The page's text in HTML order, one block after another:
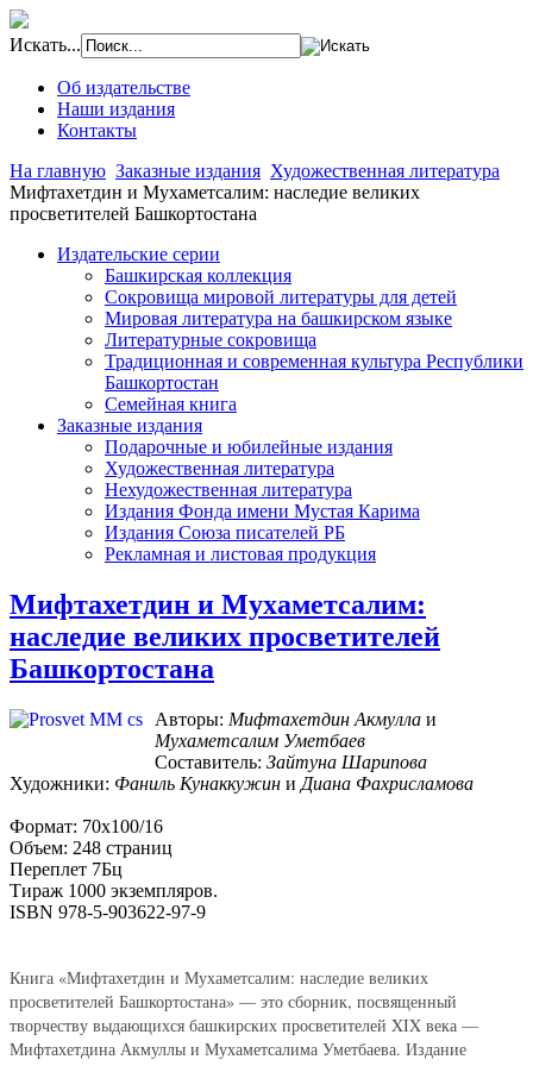
Искать...
Об издательстве
Наши издания
Контакты
На главную Заказные издания Художественная литература
Мифтахетдин и Мухаметсалим: наследие великих
просветителей Башкортостана
Издательские серии
Башкирская коллекция
Сокровища мировой литературы для детей
Мировая литература на башкирском языке
Литературные сокровища
Традиционная и современная культура Республики
Башкортостан
Семейная книга
Заказные издания
Подарочные и юбилейные издания
Художественная литература
Нехудожественная литература
Издания Фонда имени Мустая Карима
Издания Союза писателей РБ
Рекламная и листовая продукция
Мифтахетдин и Мухаметсалим:
наследие великих просветителей
Башкортостана
Авторы: Мифтахетдин Акмулла и
Мухаметсалим Уметбаев
Составитель: Зайтуна Шарипова
Художники: Фаниль Кунаккужин и Диана Фахрисламова
Формат: 70х100/16
Объем: 248 страниц
Переплет 7Бц
Тираж 1000 экземпляров.
ISBN 978-5-903622-97-9
Книга «Мифтахетдин и Мухаметсалим: наследие великих
просветителей Башкортостана» — это сборник, посвященный
творчеству выдающихся башкирских просветителей XIX века —
Мифтахетдина Акмуллы и Мухаметсалима Уметбаева. Издание